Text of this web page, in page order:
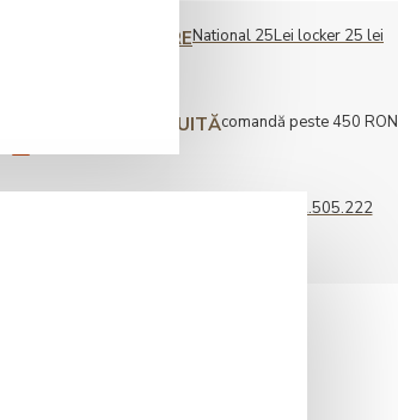
COST LIVRARENational 25Lei locker 25 lei
LIVRARE GRATUITĂcomandă peste 450 RON
0722.505.222